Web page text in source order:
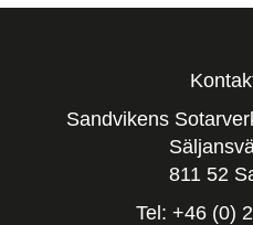
Sandvikens
811 52
Tel: +46 (0)